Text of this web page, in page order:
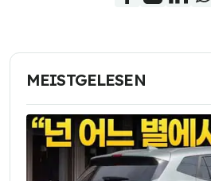
MEISTGELESEN